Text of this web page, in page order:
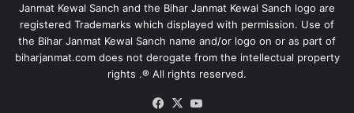
Janmat Kewal Sanch and the Bihar Janmat Kewal Sanch logo are
registered Trademarks which displayed with permission. Use of
the Bihar Janmat Kewal Sanch name and/or logo on or as part of
biharjanmat.com does not derogate from the intellectual property
rights .® All rights reserved.
Facebook
X